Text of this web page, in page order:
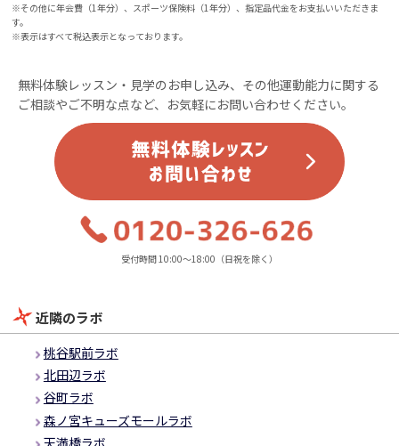
※その他に年会費（1年分）、スポーツ保険料（1年分）、指定品代金をお支払いいただきま
す。
※表示はすべて税込表示となっております。
無料体験レッスン・見学のお申し込み、その他運動能力に関する
ご相談やご不明な点など、お気軽にお問い合わせください。
受付時間 10:00～18:00（日祝を除く）
近隣のラボ
桃谷駅前ラボ
北田辺ラボ
谷町ラボ
森ノ宮キューズモールラボ
天満橋ラボ